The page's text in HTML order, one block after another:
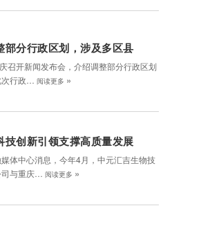
部分行政区划，涉及多区县
召开新闻发布会，介绍调整部分行政区划
行政…
阅读更多 »
技创新引领支撑高质量发展
体中心消息，今年4月，中元汇吉生物技
与重庆…
阅读更多 »